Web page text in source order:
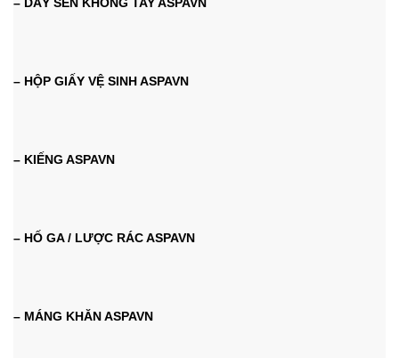
– HỘP GIẤY VỆ SINH ASPAVN
– KIẾNG ASPAVN
– HỐ GA / LƯỢC RÁC ASPAVN
– MÁNG KHĂN ASPAVN